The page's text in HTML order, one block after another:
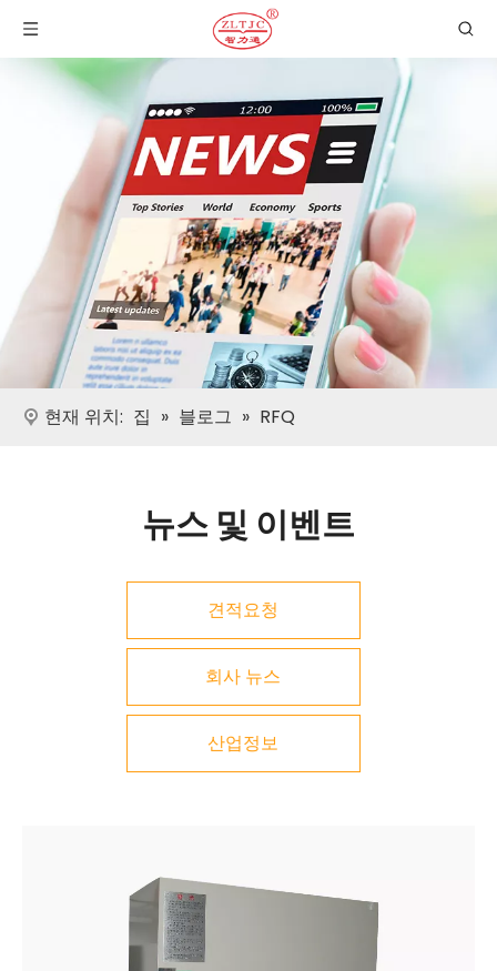
현재 위치: 집 » 블로그 » RFQ
뉴스 및 이벤트
견적요청
회사 뉴스
산업정보